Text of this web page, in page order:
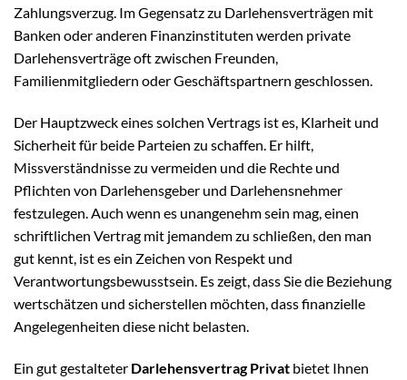
Zahlungsverzug. Im Gegensatz zu Darlehensverträgen mit
Banken oder anderen Finanzinstituten werden private
Darlehensverträge oft zwischen Freunden,
Familienmitgliedern oder Geschäftspartnern geschlossen.
Der Hauptzweck eines solchen Vertrags ist es, Klarheit und
Sicherheit für beide Parteien zu schaffen. Er hilft,
Missverständnisse zu vermeiden und die Rechte und
Pflichten von Darlehensgeber und Darlehensnehmer
festzulegen. Auch wenn es unangenehm sein mag, einen
schriftlichen Vertrag mit jemandem zu schließen, den man
gut kennt, ist es ein Zeichen von Respekt und
Verantwortungsbewusstsein. Es zeigt, dass Sie die Beziehung
wertschätzen und sicherstellen möchten, dass finanzielle
Angelegenheiten diese nicht belasten.
Ein gut gestalteter Darlehensvertrag Privat bietet Ihnen